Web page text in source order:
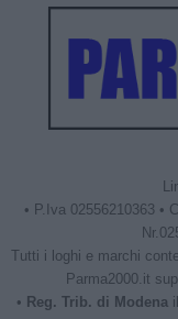
• P.Iva 02556210363 •
Tutti i loghi e marchi
Parma2000.it
• Reg. Trib. di Modena